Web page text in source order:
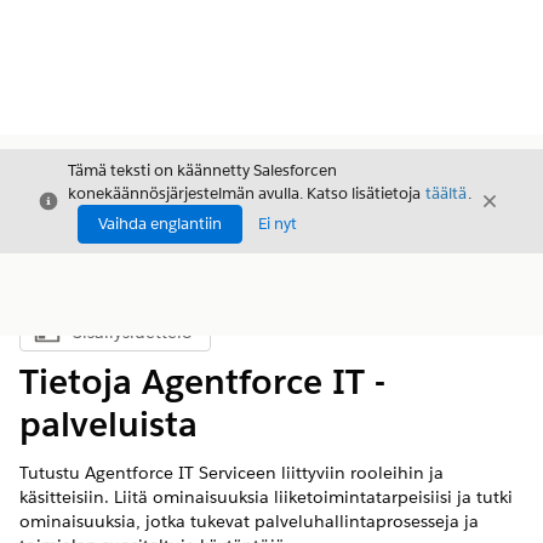
Sulje
Tämä teksti on käännetty Salesforcen
konekäännösjärjestelmän avulla. Katso lisätietoja täältä.
Vaihda englantiin
Ei nyt
Sulje
Näytä sisällysluettelo
Sisällysluettelo
Tietoja Agentforce IT -
palveluista
Tutustu Agentforce IT Serviceen liittyviin rooleihin ja
käsitteisiin. Liitä ominaisuuksia liiketoimintatarpeisiisi ja tutki
ominaisuuksia, jotka tukevat palveluhallintaprosesseja ja